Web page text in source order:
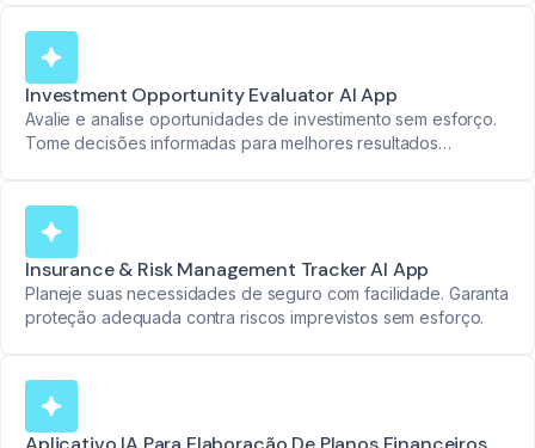
Investment Opportunity Evaluator AI App
Avalie e analise oportunidades de investimento sem esforço.
Tome decisões informadas para melhores resultados
Insurance & Risk Management Tracker AI App
Planeje suas necessidades de seguro com facilidade. Garanta
proteção adequada contra riscos imprevistos sem esforço.